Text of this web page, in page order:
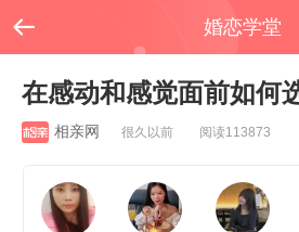
 婚恋学堂
在感动和感觉面前如何
相亲网 很久以前 阅读113873